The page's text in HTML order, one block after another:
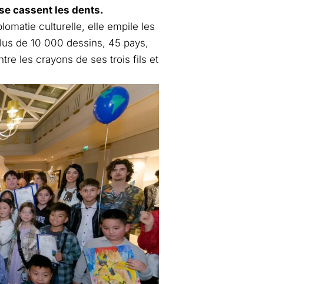
cassent les dents.
culturelle, elle empile les
de 10 000 dessins, 45 pays,
les crayons de ses trois fils et